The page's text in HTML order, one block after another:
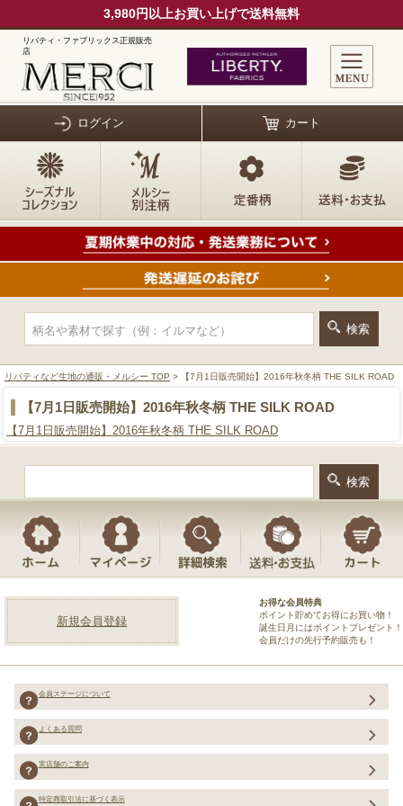
3,980円以上お買い上げで送料無料
リバティ・ファブリックス正規販売
店
ログイン カート
リバティなど生地の通販・メルシー TOP > 【7月1日販売開始】2016年秋冬柄 THE SILK ROAD
【7月1日販売開始】2016年秋冬柄 THE SILK ROAD
【7月1日販売開始】2016年秋冬柄 THE SILK ROAD
新規会員登録
お得な会員特典
ポイント貯めてお得にお買い物！
誕生日月にはポイントプレゼント！
会員だけの先行予約販売も！
会員ステージについて
よくある質問
実店舗のご案内
特定商取引法に基づく表示